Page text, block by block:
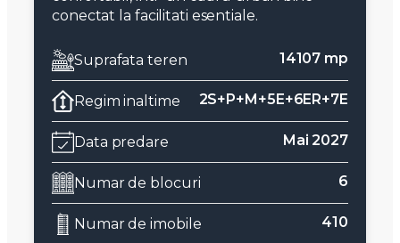
conectat la facilitati esentiale.
Suprafata teren 14107 mp
Regim inaltime 2S+P+M+5E+6ER+7E
Data predare Mai 2027
Numar de blocuri 6
Numar de imobile 410